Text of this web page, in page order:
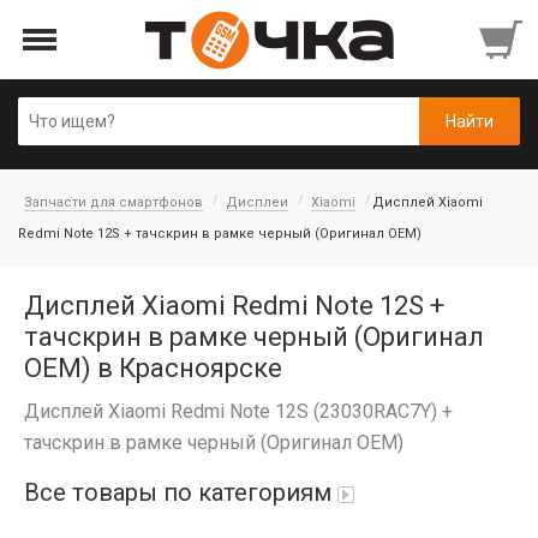
Запчасти для смартфонов Дисплеи Xiaomi
Дисплей Xiaomi
Redmi Note 12S + тачскрин в рамке черный (Оригинал OEM)
Дисплей Xiaomi Redmi Note 12S +
тачскрин в рамке черный (Оригинал
OEM) в Красноярске
Дисплей Xiaomi Redmi Note 12S (23030RAC7Y) +
тачскрин в рамке черный (Оригинал OEM)
Все товары по категориям